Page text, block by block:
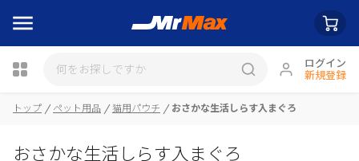
ログイン
新規登録
トップ ペット用品 猫用パウチ おさかな生活しらす入まぐろ
おさかな生活しらす入まぐろ